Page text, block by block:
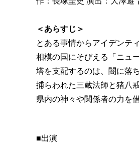
＜あらすじ＞
とある事情からアイデンテ
相模の国にそびえる「ニュ
塔を支配するのは、闇に落
捕らわれた三蔵法師と猪八
県内の神々や関係者の力を
■出演